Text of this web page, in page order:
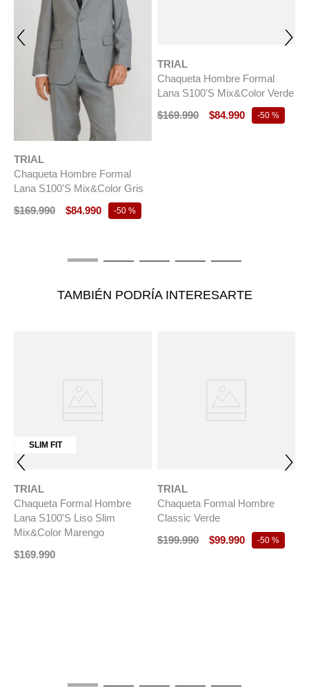
TRIAL
Chaqueta Hombre Formal
Lana S100'S Mix&Color Gris
$169.990 $84.990 -50 %
TRIAL
Chaqueta Hombre Formal
Lana S100'S Mix&Color Verde
$169.990 $84.990 -50 %
TAMBIÉN PODRÍA INTERESARTE
SLIM FIT
TRIAL
Chaqueta Formal Hombre
Lana S100'S Liso Slim
Mix&Color Marengo
$169.990
TRIAL
Chaqueta Formal Hombre
Classic Verde
$199.990 $99.990 -50 %